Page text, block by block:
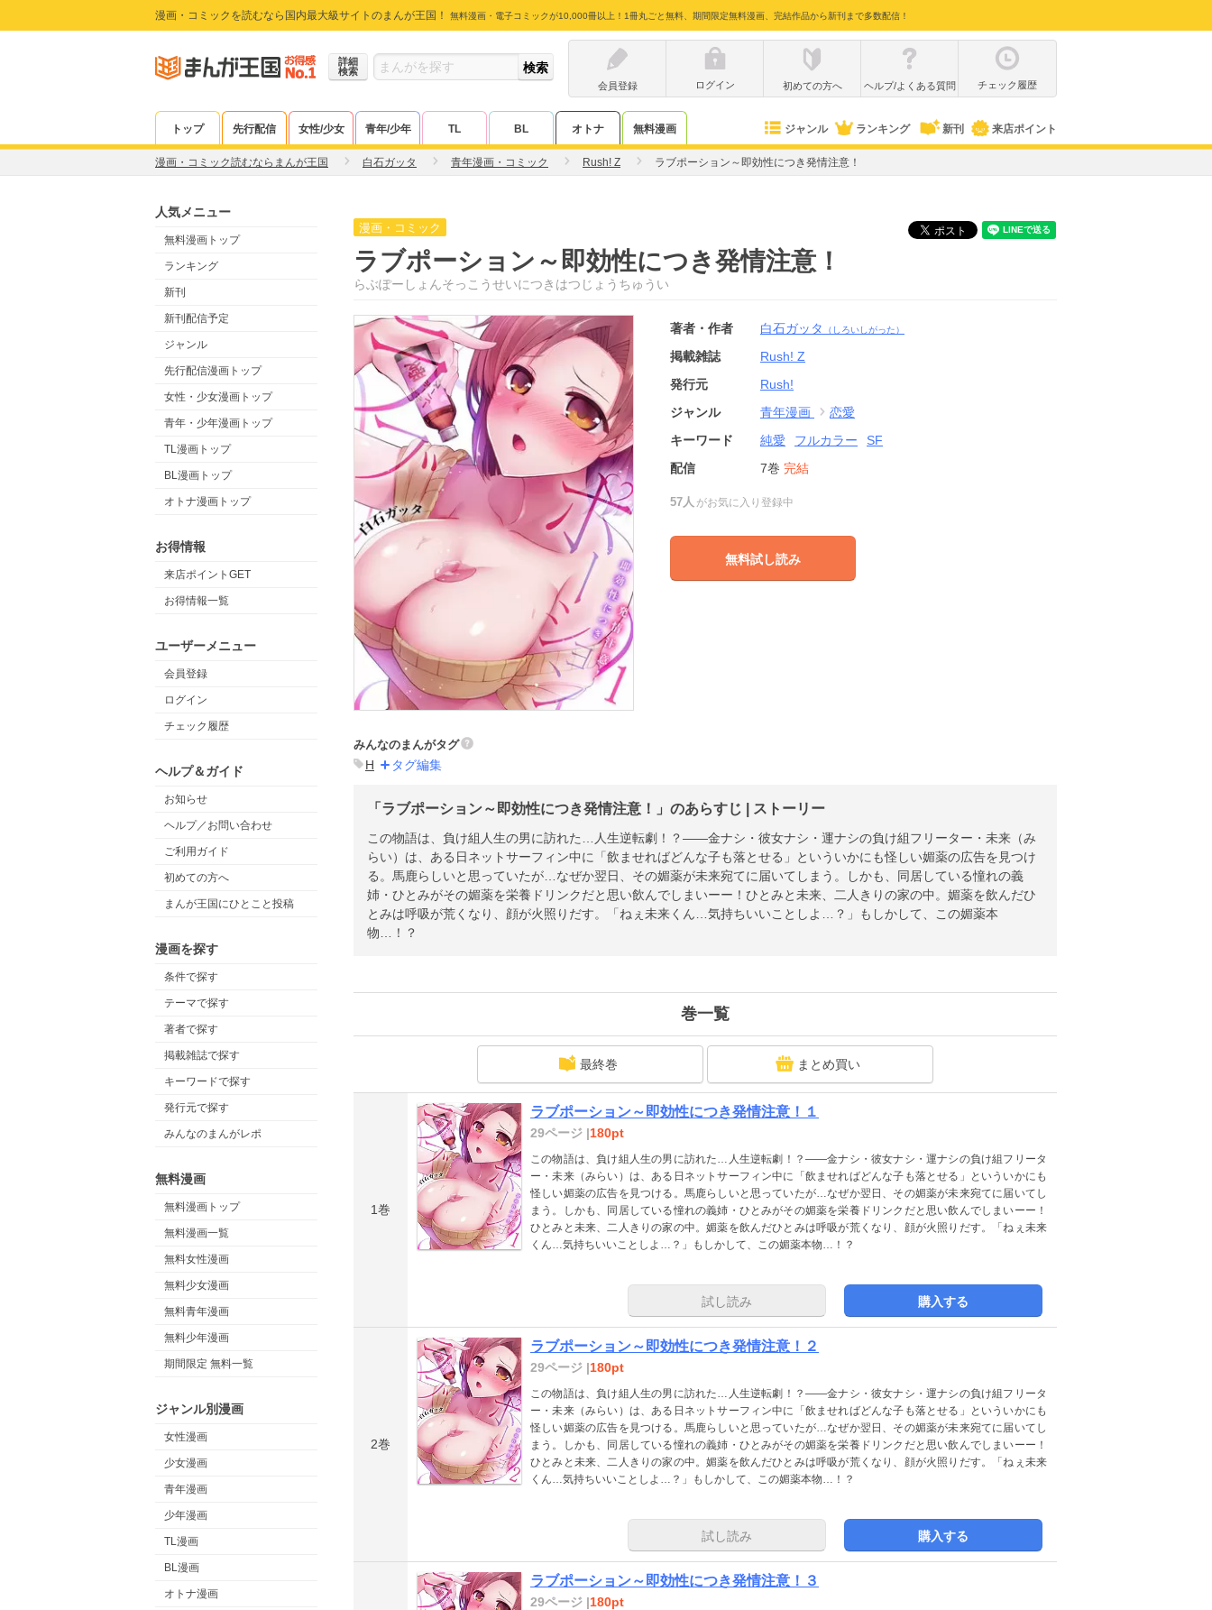
漫画・コミックを読むなら国内最大級サイトのまんが王国！ 無料漫画・電子コミックが10,000冊以上！1冊丸ごと無料、期間限定無料漫画、完結作品から新刊まで多数配信！
詳細
検索
会員登録
ログイン 初めての方へ ヘルプ/よくある質問 チェック履歴
トップ 先行配信 女性/少女 青年/少年 TL BL オトナ 無料漫画 ジャンル ランキング 新刊 来店ポイント
漫画・コミック読むならまんが王国 白石ガッタ 青年漫画・コミック Rush! Z ラブポーション～即効性につき発情注意！
人気メニュー
無料漫画トップ
ランキング
新刊
新刊配信予定
ジャンル
先行配信漫画トップ
女性・少女漫画トップ
青年・少年漫画トップ
TL漫画トップ
BL漫画トップ
オトナ漫画トップ
お得情報
来店ポイントGET
お得情報一覧
ユーザーメニュー
会員登録
ログイン
チェック履歴
ヘルプ＆ガイド
お知らせ
ヘルプ／お問い合わせ
ご利用ガイド
初めての方へ
まんが王国にひとこと投稿
漫画を探す
条件で探す
テーマで探す
著者で探す
掲載雑誌で探す
キーワードで探す
発行元で探す
みんなのまんがレポ
無料漫画
無料漫画トップ
無料漫画一覧
無料女性漫画
無料少女漫画
無料青年漫画
無料少年漫画
期間限定 無料一覧
ジャンル別漫画
女性漫画
少女漫画
青年漫画
少年漫画
TL漫画
BL漫画
オトナ漫画
漫画・コミック
ラブポーション～即効性につき発情注意！
らぶぽーしょんそっこうせいにつきはつじょうちゅうい
著者・作者 白石ガッタ （しろいしがった）
掲載雑誌
Rush! Z
発行元
Rush!
ジャンル
青年漫画
恋愛
キーワード
純愛 フルカラー
SF
配信
7巻 完結
57人 がお気に入り登録中
無料試し読み
みんなのまんがタグ
H タグ編集
「ラブポーション～即効性につき発情注意！」のあらすじ | ストーリー
この物語は、負け組人生の男に訪れた…人生逆転劇！？――金ナシ・彼女ナシ・運ナシの負け組フリーター・未来（み
らい）は、ある日ネットサーフィン中に「飲ませればどんな子も落とせる」といういかにも怪しい媚薬の広告を見つけ
る。馬鹿らしいと思っていたが…なぜか翌日、その媚薬が未来宛てに届いてしまう。しかも、同居している憧れの義
姉・ひとみがその媚薬を栄養ドリンクだと思い飲んでしまいーー！ひとみと未来、二人きりの家の中。媚薬を飲んだひ
とみは呼吸が荒くなり、顔が火照りだす。「ねぇ未来くん…気持ちいいことしよ…？」もしかして、この媚薬本
物…！？
巻一覧
最終巻 まとめ買い
1巻
ラブポーション～即効性につき発情注意！１
29ページ |180pt
この物語は、負け組人生の男に訪れた…人生逆転劇！？――金ナシ・彼女ナシ・運ナシの負け組フリータ
ー・未来（みらい）は、ある日ネットサーフィン中に「飲ませればどんな子も落とせる」といういかにも
怪しい媚薬の広告を見つける。馬鹿らしいと思っていたが…なぜか翌日、その媚薬が未来宛てに届いてし
まう。しかも、同居している憧れの義姉・ひとみがその媚薬を栄養ドリンクだと思い飲んでしまいーー！
ひとみと未来、二人きりの家の中。媚薬を飲んだひとみは呼吸が荒くなり、顔が火照りだす。「ねぇ未来
くん…気持ちいいことしよ…？」もしかして、この媚薬本物…！？
試し読み 購入する
2巻
ラブポーション～即効性につき発情注意！２
29ページ |180pt
この物語は、負け組人生の男に訪れた…人生逆転劇！？――金ナシ・彼女ナシ・運ナシの負け組フリータ
ー・未来（みらい）は、ある日ネットサーフィン中に「飲ませればどんな子も落とせる」といういかにも
怪しい媚薬の広告を見つける。馬鹿らしいと思っていたが…なぜか翌日、その媚薬が未来宛てに届いてし
まう。しかも、同居している憧れの義姉・ひとみがその媚薬を栄養ドリンクだと思い飲んでしまいーー！
ひとみと未来、二人きりの家の中。媚薬を飲んだひとみは呼吸が荒くなり、顔が火照りだす。「ねぇ未来
くん…気持ちいいことしよ…？」もしかして、この媚薬本物…！？
試し読み 購入する
ラブポーション～即効性につき発情注意！３
29ページ |180pt